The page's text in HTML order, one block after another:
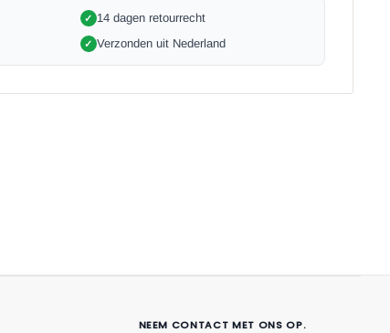
✓ 14 dagen retourrecht
✓ Verzonden uit Nederland
NEEM CONTACT MET ONS OP.